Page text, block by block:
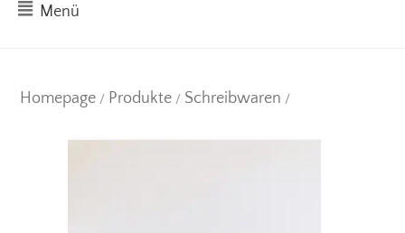
Menü
Homepage / Produkte / Schreibwaren /